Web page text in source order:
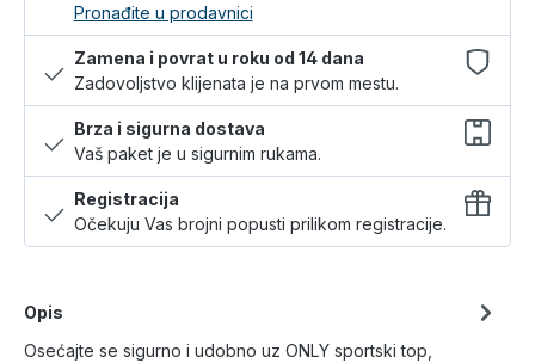
Pronađite u prodavnici
Zamena i povrat u roku od 14 dana
Zadovoljstvo klijenata je na prvom mestu.
Brza i sigurna dostava
Vaš paket je u sigurnim rukama.
Registracija
Očekuju Vas brojni popusti prilikom registracije.
Opis
Osećajte se sigurno i udobno uz ONLY sportski top,